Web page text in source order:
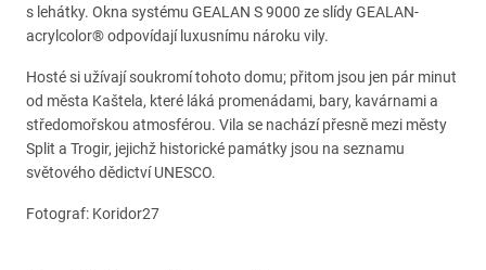
s lehátky. Okna systému GEALAN S 9000 ze slídy GEALAN-
acrylcolor® odpovídají luxusnímu nároku vily.
Hosté si užívají soukromí tohoto domu; přitom jsou jen pár minut
od města Kaštela, které láká promenádami, bary, kavárnami a
středomořskou atmosférou. Vila se nachází přesně mezi městy
Split a Trogir, jejichž historické památky jsou na seznamu
světového dědictví UNESCO.
Fotograf: Koridor27